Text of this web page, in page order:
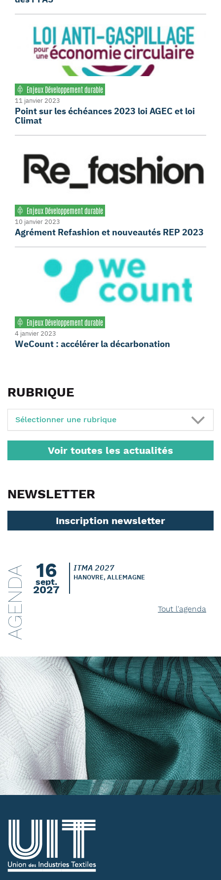
Enjeux Développement durable
11 janvier 2023
Point sur les échéances 2023 loi AGEC et loi
Climat
Enjeux Développement durable
10 janvier 2023
Agrément Refashion et nouveautés REP 2023
Enjeux Développement durable
4 janvier 2023
WeCount : accélérer la décarbonation
RUBRIQUE
Sélectionner une rubrique
Voir toutes les actualités
NEWSLETTER
Inscription newsletter
AGENDA 16
sept.
2027
ITMA 2027
HANOVRE, ALLEMAGNE
Tout l'agenda